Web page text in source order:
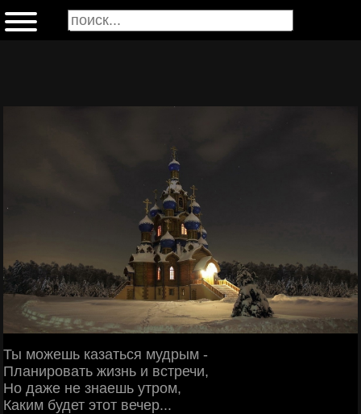
Ты можешь казаться мудрым -
Планировать жизнь и встречи,
Но даже не знаешь утром,
Каким будет этот вечер...